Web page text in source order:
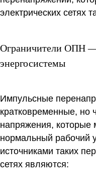
электрических сетях
Ограничители ОПН
энергосистемы
Импульсные
кратковременные, но
напряжения, которые
нормальный рабочий
источниками таких
сетях являются: